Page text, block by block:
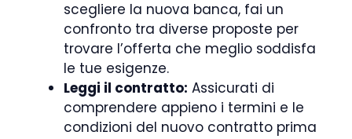
scegliere la nuova banca, fai un
confronto tra diverse proposte per
trovare l’offerta che meglio soddisfa
le tue esigenze.
Leggi il contratto: Assicurati di
comprendere appieno i termini e le
condizioni del nuovo contratto prima